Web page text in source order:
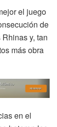
el juego
de
y, tan
más obra
en el